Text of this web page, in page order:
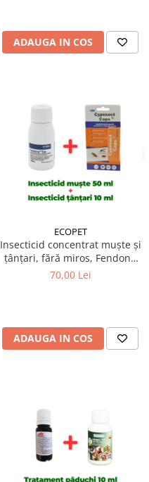
puricilor
ADAUGA IN COS
ECOPET
Insecticid concentrat muște și
țânțari, fără miros, Fendona
50ml + Insecticid concentrat
puricilor
70,00 Lei
ADAUGA IN COS